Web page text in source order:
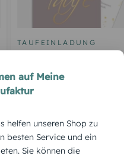
TAUFEINLADUNG
auf Meine
helfen unseren Shop zu
besten Service und ein
Sie können die